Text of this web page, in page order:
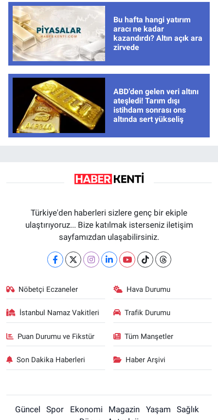
Bu hafta hangi yatırım
aracı ne kadar
kazandırdı? Altın açık ara
zirvede
ABD’den gelen veri altını
ateşledi! Tarım dışı
istihdam sonrası ons
altında sert yükseliş
Türkiye'den haberleri sizlere genç bir ekiple
ulaştırıyoruz... Bize katılmak isterseniz iletişim
sayfamızdan ulaşabilirsiniz.
Nöbetçi Eczaneler Hava Durumu
İstanbul Namaz Vakitleri Trafik Durumu
Puan Durumu ve Fikstür Tüm Manşetler
Son Dakika Haberleri Haber Arşivi
Güncel Spor Ekonomi Magazin Yaşam
Sağlık